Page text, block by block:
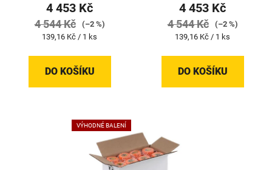
4 453 Kč
4 544 Kč
(–2 %)
Měrná
139,16 Kč / 1 ks
DO KOŠÍKU
4 453 Kč
4 544 Kč
(–2 %)
Měrná
139,16 Kč / 1 ks
DO KOŠÍKU
VÝHODNÉ BALENÍ